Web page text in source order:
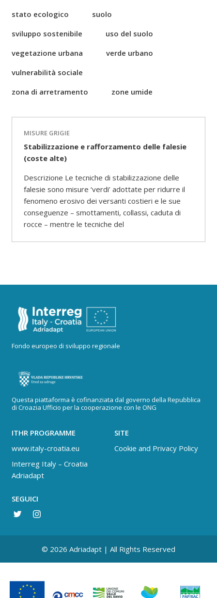
stato ecologico
suolo
sviluppo sostenibile
uso del suolo
vegetazione urbana
verde urbano
vulnerabilità sociale
zona di arretramento
zone umide
MISURE GRIGIE
Stabilizzazione e rafforzamento delle falesie
(coste alte)
Descrizione Le tecniche di stabilizzazione delle
falesie sono misure ‘verdi’ adottate per ridurre il
fenomeno erosivo dei versanti costieri e le sue
conseguenze – smottamenti, collassi, caduta di
rocce – mentre le tecniche del
Fondo europeo di sviluppo regionale
Questa piattaforma è cofinanziata dal governo della Repubblica
di Croazia Ufficio per la cooperazione con le ONG
ITHR PROGRAMME
www.italy-croatia.eu
Interreg Italy – Croatia
Adriadapt
SITE
Cookie and Privacy Policy
SEGUICI
© 2026 Adriadapt | All Rights Reserved